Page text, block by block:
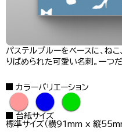
パステルブルーをベースに、ねこ
りばめられた可愛い名刺。一つ
カラーバリエーション
● ● ●
台紙サイズ
標準サイズ（横91mm x 縦